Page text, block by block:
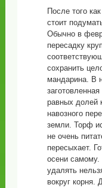
После того
стоит
Обычно в
пересадку
сохранить
мандарина. В
равных долей
навозного
земли. Торф
не очень
пересыхает.
осени
удалять
вокруг корня.